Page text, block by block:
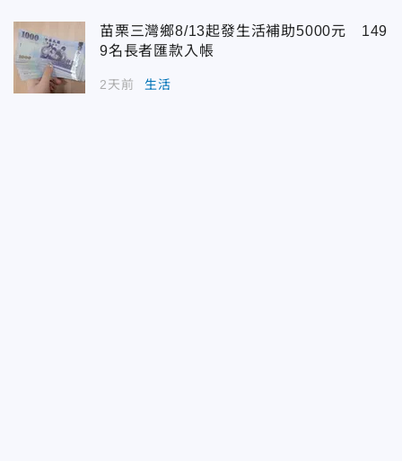
苗栗三灣鄉8/13起發生活補助5000元 149
9名長者匯款入帳
2天前 生活